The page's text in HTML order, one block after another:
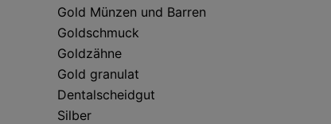
Gold Münzen und Barren
Goldschmuck
Goldzähne
Gold granulat
Dentalscheidgut
Silber